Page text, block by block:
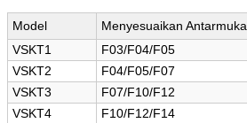
Model
Menyesuaikan Antarmuka
VSKT1
F03/F04/F05
VSKT2
F04/F05/F07
VSKT3
F07/F10/F12
VSKT4
F10/F12/F14